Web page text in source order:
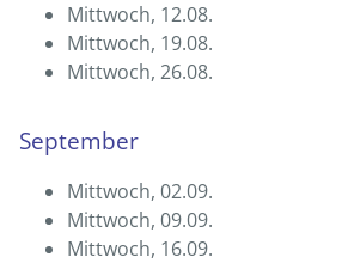
Mittwoch, 12.08.
Mittwoch, 19.08.
Mittwoch, 26.08.
September
Mittwoch, 02.09.
Mittwoch, 09.09.
Mittwoch, 16.09.